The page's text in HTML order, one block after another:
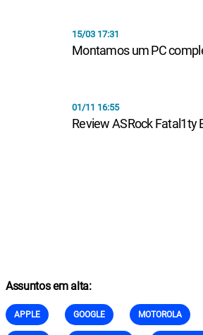
15/03 17:31
Montamos um PC
01/11 16:55
Review ASRock Fatal1ty
Assuntos em alta:
APPLE GOOGLE MOTOROLA